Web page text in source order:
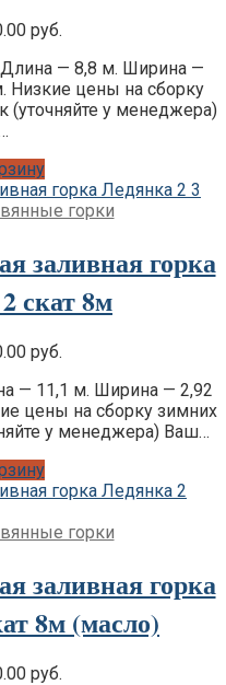
руб.
Длина — 8,8 м. Ширина —
Низкие цены на сборку
(уточняйте у менеджера)
горки
заливная горка
скат 8м
руб.
— 11,1 м. Ширина — 2,92
цены на сборку зимних
у менеджера) Ваш…
горки
заливная горка
8м (масло)
руб.